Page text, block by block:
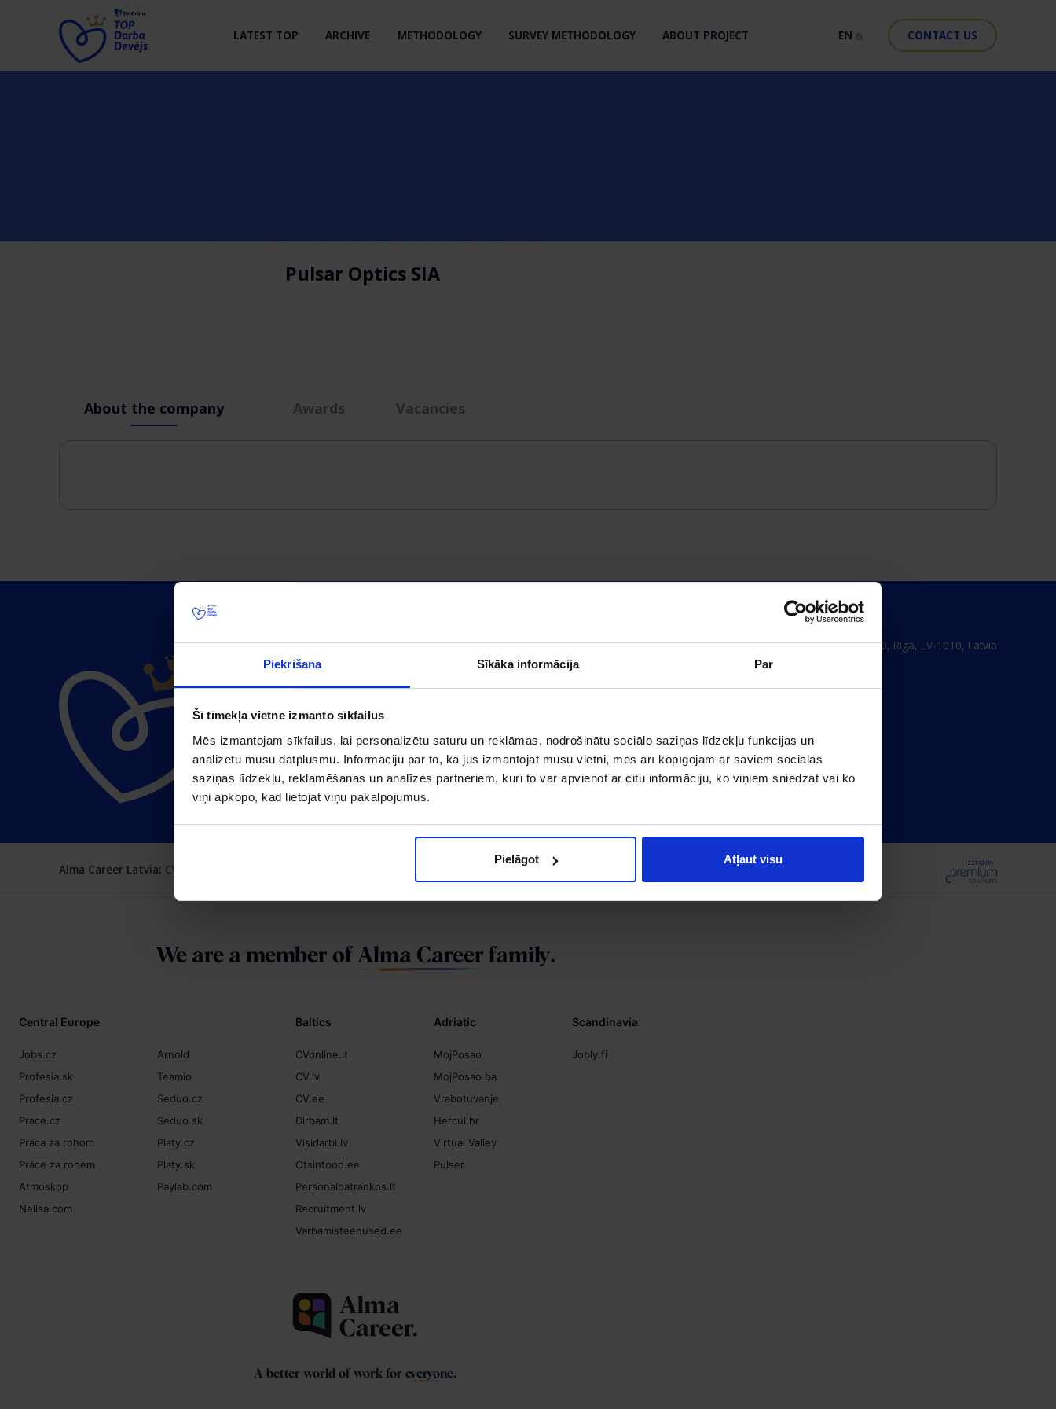
Piekrišana Sīkāka informācija Par
Šī tīmekļa vietne izmanto sīkfailus
Mēs izmantojam sīkfailus, lai personalizētu saturu un reklāmas, nodrošinātu sociālo saziņas līdzekļu funkcijas un
analizētu mūsu datplūsmu. Informāciju par to, kā jūs izmantojat mūsu vietni, mēs arī kopīgojam ar saviem sociālās
saziņas līdzekļu, reklamēšanas un analīzes partneriem, kuri to var apvienot ar citu informāciju, ko viņiem sniedzat vai ko
viņi apkopo, kad lietojat viņu pakalpojumus.
Pielāgot Atļaut visu
LATEST TOP ARCHIVE METHODOLOGY SURVEY METHODOLOGY ABOUT PROJECT EN CONTACT US
Pulsar Optics SIA
About the company Awards Vacancies
About project
Employer rankings
Cookie settings
Baznicas 20/22-30, Riga, LV-1010, Latvia
Latvia
Alma Career Latvia: CV.lv Topdarbadevejs.lv
Izstrāde
We are a member of Alma Career family.
Central Europe
Jobs.cz
Profesia.sk
Profesia.cz
Prace.cz
Práca za rohom
Práce za rohem
Atmoskop
Nelisa.com
Arnold
Teamio
Seduo.cz
Seduo.sk
Platy.cz
Platy.sk
Paylab.com
Baltics
CVonline.lt
CV.lv
CV.ee
Dirbam.lt
Visidarbi.lv
Otsintood.ee
Personaloatrankos.lt
Recruitment.lv
Varbamisteenused.ee
Adriatic
MojPosao
MojPosao.ba
Vrabotuvanje
Hercul.hr
Virtual Valley
Pulser
Scandinavia
Jobly.fi
A better world of work for everyone.